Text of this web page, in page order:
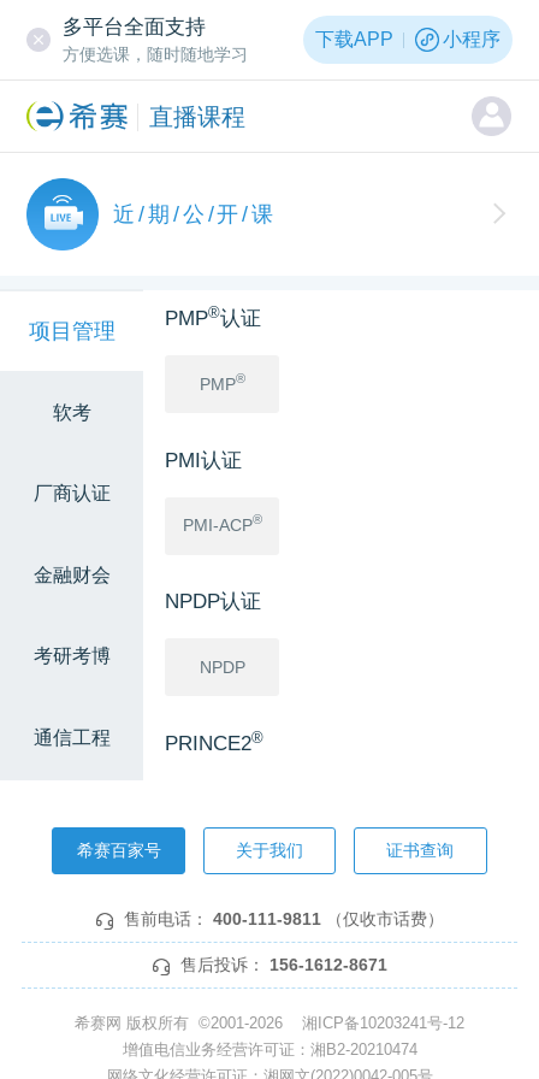
多平台全面支持
方便选课，随时随地学习
下载APP 小程序
直播课程
近/期/公/开/课
项目管理
软考
厂商认证
金融财会
考研考博
通信工程
PMP®认证
PMP®
PMI认证
PMI-ACP®
NPDP认证
NPDP
PRINCE2®
信息系统项
目管理师
网络规划设
系统架构设
系统规划与
管理师
希赛百家号 关于我们 证书查询
售前电话： 400-111-9811 （仅收市话费）
售后投诉： 156-1612-8671
希赛网 版权所有 ©2001-2026 湘ICP备10203241号-12
增值电信业务经营许可证：湘B2-20210474